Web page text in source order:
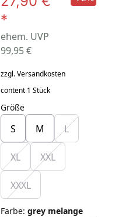
*
ehem. UVP
99,95 €
zzgl. Versandkosten
content 1 Stück
Größe
S M L
XL XXL
XXXL
Farbe: grey melange